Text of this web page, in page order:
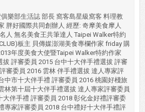
樂部生活誌 部長 窩客島星級窩客 料理教
胖好國際共同創辦人 經歷: 奇摩美食摩人
人 無名美食王共筆達人 Taipei Walker特約
板主 貝傳媒澎湖美食專欄作家 friday 購
年度美食大使暨Taipei Walker特約作家
拔 評審委員 2015 台中十大伴手禮選拔 評審
審委員 2016 雲林 伴手禮選拔 達人專家評
中市十大伴手禮 評審委員 2016 桃園好棧旅
林第十屆十大伴手禮選拔 達人專家評審委員
大伴手禮 評審委員 2018 彰化金好禮評審委
專家評審委員 2018 台中禮好十大伴手禮評